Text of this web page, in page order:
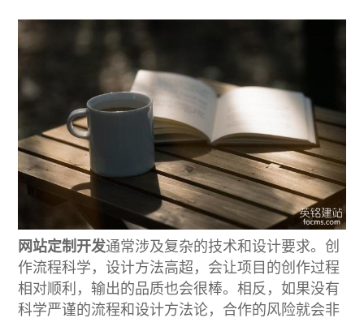
网站定制开发通常涉及复杂的技术和设计要求。创
作流程科学，设计方法高超，会让项目的创作过程
相对顺利，输出的品质也会很棒。相反，如果没有
科学严谨的流程和设计方法论，合作的风险就会非